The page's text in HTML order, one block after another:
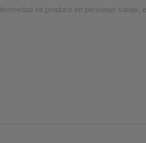
se produce en personas sanas,